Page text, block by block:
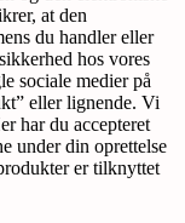
at den
du handler eller
hos vores
sociale medier på
eller lignende. Vi
har du accepteret
under din oprettelse
er tilknyttet